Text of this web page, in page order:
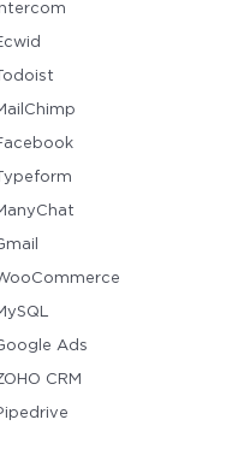
Intercom
Todoist
Typeform
Ads
CRM